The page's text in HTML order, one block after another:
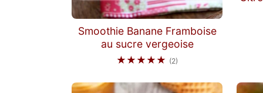
Smoothie Banane Framboise
au sucre vergeoise
★★★★★ (2)